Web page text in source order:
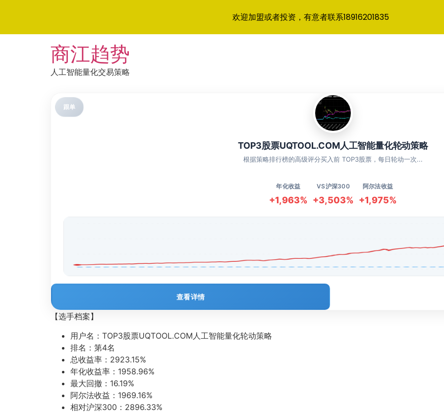
商江趋势
人工智能量化交易策略
跟单
TOP3股票UQTOOL.COM人工智能量化轮动策略
根据策略排行榜的高级评分买入前 TOP3股票，每日轮动一次...
年化收益
+1,963%
VS沪深300
+3,503%
阿尔法收益
+1,975%
查看详情
【选手档案】
用户名：TOP3股票UQTOOL.COM人工智能量化轮动策略
排名：第4名
总收益率：2923.15%
年化收益率：1958.96%
最大回撤：16.19%
阿尔法收益：1969.16%
相对沪深300：2896.33%
欢迎加盟或者投资，有意者联系18916201835